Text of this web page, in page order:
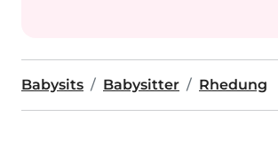
Babysits Babysitter Rhedung